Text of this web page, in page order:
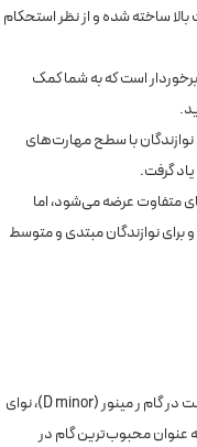
ساخته شده و از نظر استحکام
است که به شما کمک
با سطح مهارت‌های
گرفت.
متفاوت عرضه می‌شود، اما
برای نوازندگان مبتدی و متوسط
، سازی خوش‌صدا و خوش‌ساخت، با 9 نت در گام ر مینور (D minor)، نوای
عنوان محبوب‌ترین گام در